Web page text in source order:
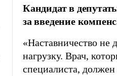
Кандидат в
за введение
«Наставничество не
нагрузку. Врач,
специалиста,